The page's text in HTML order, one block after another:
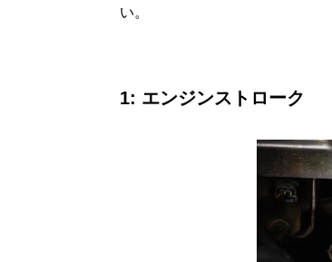
い。
1: エンジンストローク